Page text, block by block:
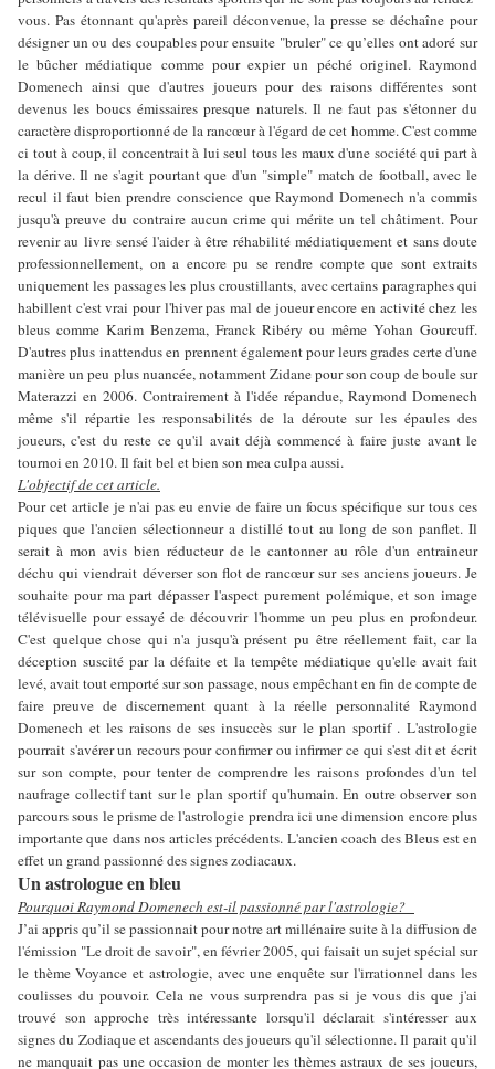
vous. Pas étonnant qu'après pareil déconvenue, la presse se déchaîne pour
désigner un ou des coupables pour ensuite "bruler" ce qu’elles ont adoré sur
le bûcher médiatique comme pour expier un péché originel. Raymond
Domenech ainsi que d'autres joueurs pour des raisons différentes sont
devenus les boucs émissaires presque naturels. Il ne faut pas s'étonner du
caractère disproportionné de la rancœur à l'égard de cet homme. C'est comme
ci tout à coup, il concentrait à lui seul tous les maux d'une société qui part à
la dérive. Il ne s'agit pourtant que d'un "simple" match de football, avec le
recul il faut bien prendre conscience que Raymond Domenech n'a commis
jusqu'à preuve du contraire aucun crime qui mérite un tel châtiment. Pour
revenir au livre sensé l'aider à être réhabilité médiatiquement et sans doute
professionnellement, on a encore pu se rendre compte que sont extraits
uniquement les passages les plus croustillants, avec certains paragraphes qui
habillent c'est vrai pour l'hiver pas mal de joueur encore en activité chez les
bleus comme Karim Benzema, Franck Ribéry ou même Yohan Gourcuff.
D'autres plus inattendus en prennent également pour leurs grades certe d'une
manière un peu plus nuancée, notamment Zidane pour son coup de boule sur
Materazzi en 2006. Contrairement à l'idée répandue, Raymond Domenech
même s'il répartie les responsabilités de la déroute sur les épaules des
joueurs, c'est du reste ce qu'il avait déjà commencé à faire juste avant le
tournoi en 2010. Il fait bel et bien son mea culpa aussi.
L'objectif de cet article.
Pour cet article je n'ai pas eu envie de faire un focus spécifique sur tous ces
piques que l'ancien sélectionneur a distillé tout au long de son panflet. Il
serait à mon avis bien réducteur de le cantonner au rôle d'un entraineur
déchu qui viendrait déverser son flot de rancœur sur ses anciens joueurs. Je
souhaite pour ma part dépasser l'aspect purement polémique, et son image
télévisuelle pour essayé de découvrir l'homme un peu plus en profondeur.
C'est quelque chose qui n'a jusqu'à présent pu être réellement fait, car la
déception suscité par la défaite et la tempête médiatique qu'elle avait fait
levé, avait tout emporté sur son passage, nous empêchant en fin de compte de
faire preuve de discernement quant à la réelle personnalité Raymond
Domenech et les raisons de ses insuccès sur le plan sportif . L'astrologie
pourrait s'avérer un recours pour confirmer ou infirmer ce qui s'est dit et écrit
sur son compte, pour tenter de comprendre les raisons profondes d'un tel
naufrage collectif tant sur le plan sportif qu'humain. En outre observer son
parcours sous le prisme de l'astrologie prendra ici une dimension encore plus
importante que dans nos articles précédents. L'ancien coach des Bleus est en
effet un grand passionné des signes zodiacaux.
Un astrologue en bleu
Pourquoi Raymond Domenech est-il passionné par l'astrologie?
J’ai appris qu’il se passionnait pour notre art millénaire suite à la diffusion de
l'émission "Le droit de savoir", en février 2005, qui faisait un sujet spécial sur
le thème Voyance et astrologie, avec une enquête sur l'irrationnel dans les
coulisses du pouvoir. Cela ne vous surprendra pas si je vous dis que j'ai
trouvé son approche très intéressante lorsqu'il déclarait s'intéresser aux
signes du Zodiaque et ascendants des joueurs qu'il sélectionne. Il parait qu'il
ne manquait pas une occasion de monter les thèmes astraux de ses joueurs,